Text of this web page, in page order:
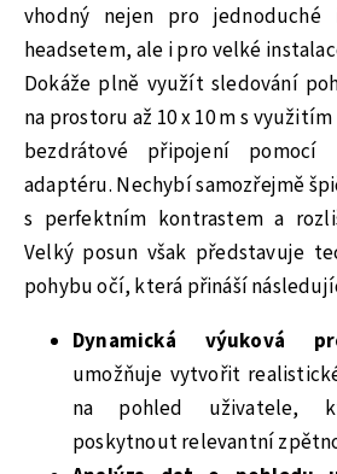
vhodný nejen pro jednoduché
headsetem, ale i pro velké
Dokáže plně využít sledování
na prostoru až 10 x 10 m s
bezdrátové připojení pomocí
adaptéru. Nechybí samozřejmě
s perfektním kontrastem a
Velký posun však představuje
pohybu očí, která přináší
Dynamická výuková
umožňuje vytvořit
na pohled uživatele,
poskytnout relevantní